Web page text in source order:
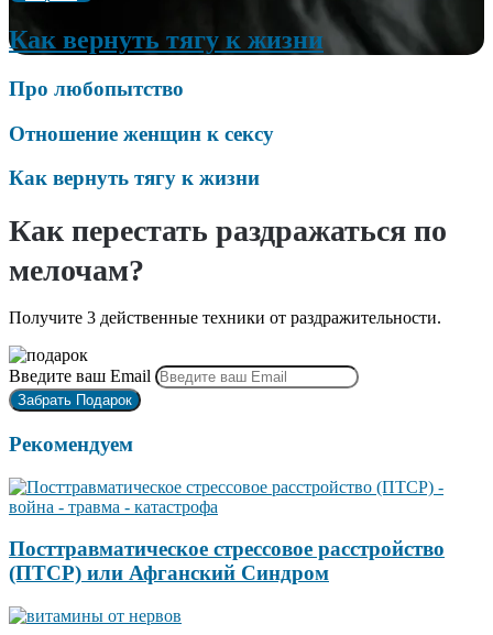
Как вернуть тягу к жизни
Про любопытство
Отношение женщин к сексу
Как вернуть тягу к жизни
Как перестать раздражаться по
мелочам?
Получите 3 действенные техники от раздражительности.
Введите ваш Email
Рекомендуем
Посттравматическое стрессовое расстройство
(ПТСР) или Афганский Синдром